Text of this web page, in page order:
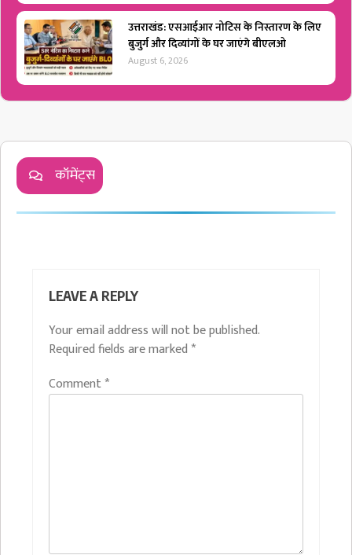
उत्तराखंड: एसआईआर नोटिस के निस्तारण के लिए
बुजुर्ग और दिव्यांगों के घर जाएंगे बीएलओ
August 6, 2026
कॉमेंट्स
LEAVE A REPLY
Your email address will not be published.
Required fields are marked *
Comment*